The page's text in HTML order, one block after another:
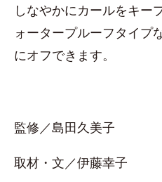
しなやかにカールをキー
ォータープルーフタイプ
にオフできます。
監修／島田久美子
取材・文／伊藤幸子